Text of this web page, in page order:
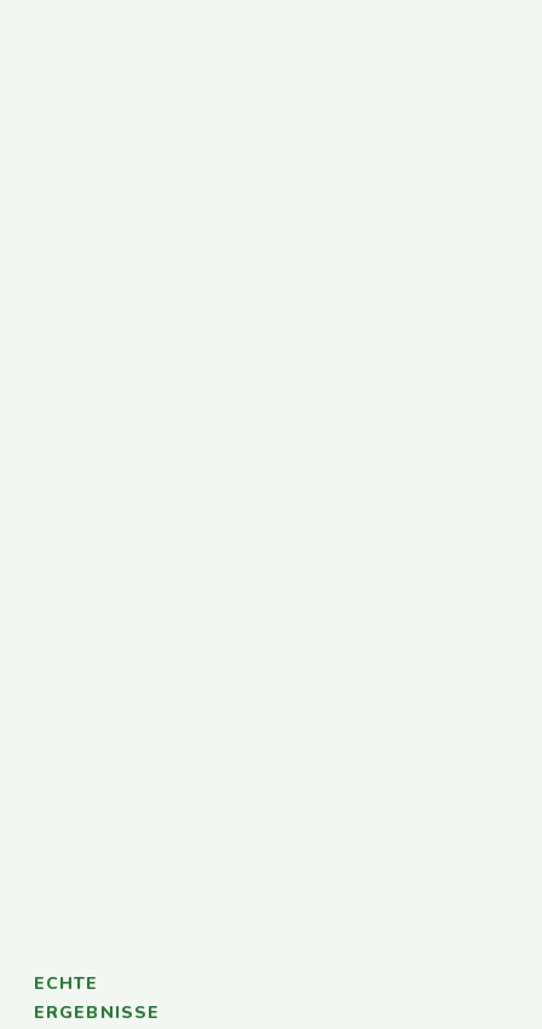
ECHTE
ERGEBNISSE